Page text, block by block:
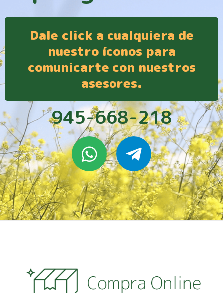
Dale click a cualquiera de
nuestro íconos para
comunicarte con nuestros
asesores.
945-668-218